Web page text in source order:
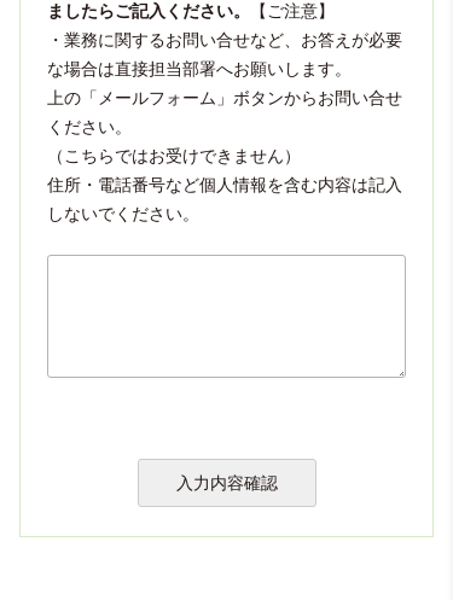
ましたらご記入ください。
【ご注意】
・業務に関するお問い合せなど、お答えが必要
な場合は直接担当部署へお願いします。
上の「メールフォーム」ボタンからお問い合せ
ください。
（こちらではお受けできません）
住所・電話番号など個人情報を含む内容は記入
しないでください。